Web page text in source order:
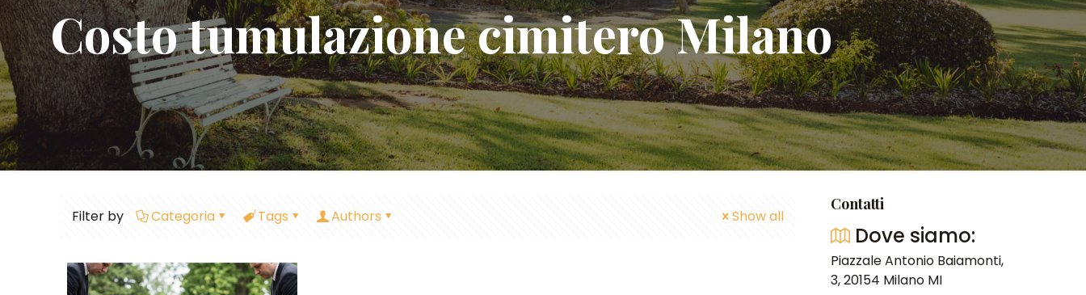
Costo tumulazione cimitero Milano
Filter by Categoria Tags Authors Show all
Contatti
Dove siamo:
Piazzale Antonio Baiamonti,
3, 20154 Milano MI